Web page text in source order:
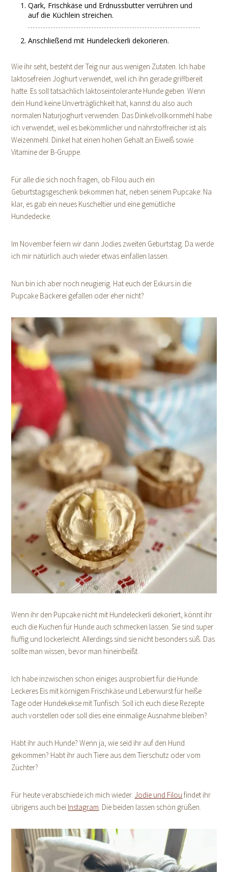
Qark, Frischkäse und Erdnussbutter verrühren und
auf die Küchlein streichen.
Anschließend mit Hundeleckerli dekorieren.
Wie ihr seht, besteht der Teig nur aus wenigen Zutaten. Ich habe
laktosefreien Joghurt verwendet, weil ich ihn gerade griffbereit
hatte. Es soll tatsächlich laktoseintolerante Hunde geben. Wenn
dein Hund keine Unverträglichkeit hat, kannst du also auch
normalen Naturjoghurt verwenden. Das Dinkelvollkornmehl habe
ich verwendet, weil es bekömmlicher und nährstoffreicher ist als
Weizenmehl. Dinkel hat einen hohen Gehalt an Eiweiß sowie
Vitamine der B-Gruppe.
Für alle die sich noch fragen, ob Filou auch ein
Geburtstagsgeschenk bekommen hat, neben seinem Pupcake: Na
klar, es gab ein neues Kuscheltier und eine gemütliche
Hundedecke.
Im November feiern wir dann Jodies zweiten Geburtstag. Da werde
ich mir natürlich auch wieder etwas einfallen lassen.
Nun bin ich aber noch neugierig. Hat euch der Exkurs in die
Pupcake Bäckerei gefallen oder eher nicht?
Wenn ihr den Pupcake nicht mit Hundeleckerli dekoriert, könnt ihr
euch die Kuchen für Hunde auch schmecken lassen. Sie sind super
fluffig und lockerleicht. Allerdings sind sie nicht besonders süß. Das
sollte man wissen, bevor man hineinbeißt.
Ich habe inzwischen schon einiges ausprobiert für die Hunde.
Leckeres Eis mit körnigem Frischkäse und Leberwurst für heiße
Tage oder Hundekekse mit Tunfisch. Soll ich euch diese Rezepte
auch vorstellen oder soll dies eine einmalige Ausnahme bleiben?
Habt ihr auch Hunde? Wenn ja, wie seid ihr auf den Hund
gekommen? Habt ihr auch Tiere aus dem Tierschutz oder vom
Züchter?
Für heute verabschiede ich mich wieder. Jodie und Filou findet ihr
übrigens auch bei Instagram. Die beiden lassen schön grüßen.